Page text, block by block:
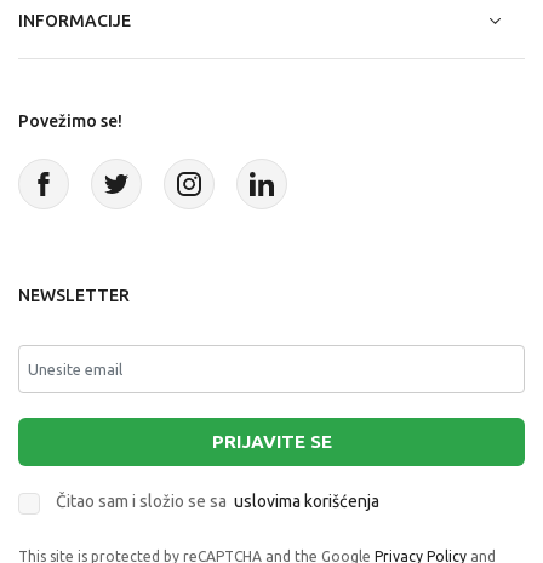
INFORMACIJE
Povežimo se!
NEWSLETTER
PRIJAVITE SE
Čitao sam i složio se sa uslovima korišćenja
This site is protected by reCAPTCHA and the Google Privacy Policy and